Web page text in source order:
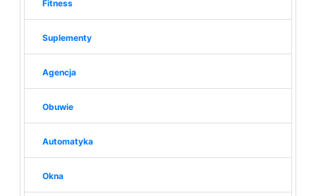
Fitness
Suplementy
Agencja
Obuwie
Automatyka
Okna